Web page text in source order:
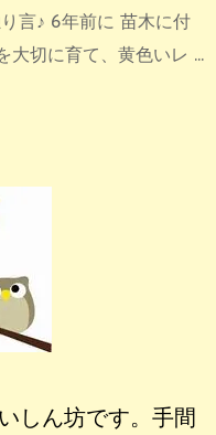
言♪ 6年前に 苗木に付
大切に育て、黄色いレ ...
しん坊です。手間